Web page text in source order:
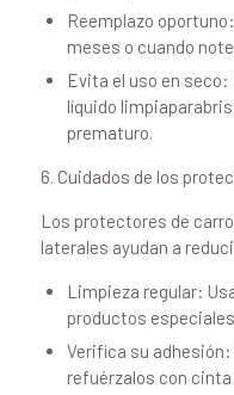
Reemplazo
meses o cuando
Evita el uso en
líquido
prematuro.
6. Cuidados de los
Los protectores de
laterales ayudan a
Limpieza regular:
productos
Verifica su
refuérzalos con